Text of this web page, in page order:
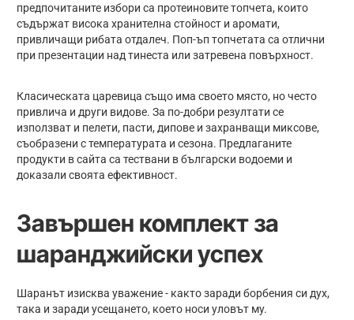
предпочитаните избори са протеиновите топчета, които
съдържат висока хранителна стойност и аромати,
привличащи рибата отдалеч. Поп-ъп топчетата са отлични
при презентации над тинеста или затревена повърхност.
Класическата царевица също има своето място, но често
привлича и други видове. За по-добри резултати се
използват и пелети, пасти, дипове и захранващи миксове,
съобразени с температурата и сезона. Предлаганите
продукти в сайта са тествани в български водоеми и
доказали своята ефективност.
Завършен комплект за
шаранджийски успех
Шаранът изисква уважение - както заради борбения си дух,
така и заради усещането, което носи уловът му.